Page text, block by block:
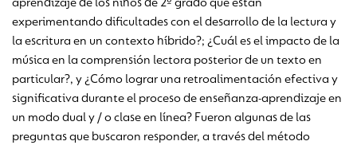
aprendizaje de los niños de 2º grado que están
experimentando dificultades con el desarrollo de la lectura y
la escritura en un contexto híbrido?; ¿Cuál es el impacto de la
música en la comprensión lectora posterior de un texto en
particular?, y ¿Cómo lograr una retroalimentación efectiva y
significativa durante el proceso de enseñanza-aprendizaje en
un modo dual y / o clase en línea? Fueron algunas de las
preguntas que buscaron responder, a través del método